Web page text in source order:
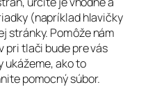
(napríklad hlavičky
stránky. Pomôže nám
pri tlači bude pre vás
ukážeme, ako to
pomocný súbor.